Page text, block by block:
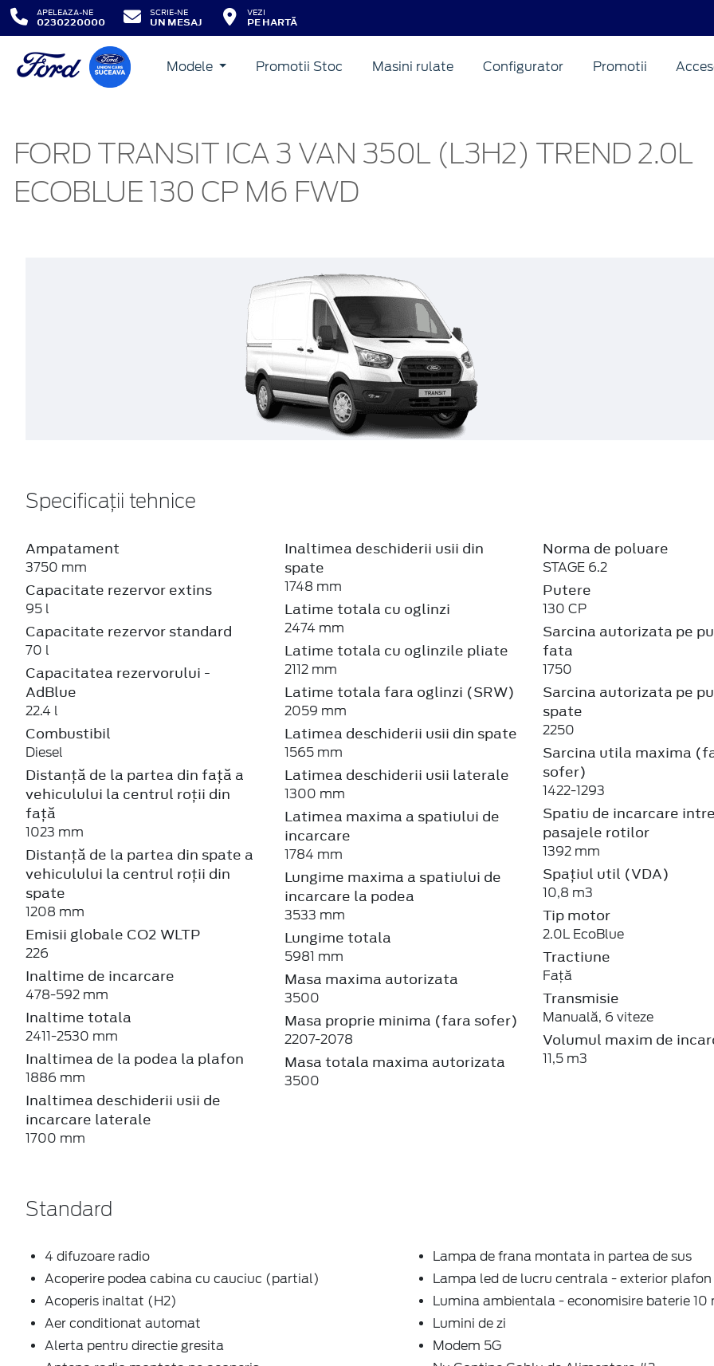
APELEAZA-NE
0230220000
SCRIE-NE
UN MESAJ
VEZI
PE HARTĂ
Modele Promotii Stoc Masini rulate Configurator Promotii
FORD TRANSIT ICA 3 VAN 350L (L3H2) TREND 2.0L
ECOBLUE 130 CP M6 FWD
Specificații tehnice
Ampatament
3750 mm
Capacitate rezervor extins
95 l
Capacitate rezervor standard
70 l
Capacitatea rezervorului -
AdBlue
22.4 l
Combustibil
Diesel
Distanță de la partea din față a
vehiculului la centrul roții din
față
1023 mm
Distanță de la partea din spate a
vehiculului la centrul roții din
spate
1208 mm
Emisii globale CO2 WLTP
226
Inaltime de incarcare
478-592 mm
Inaltime totala
2411-2530 mm
Inaltimea de la podea la plafon
1886 mm
Inaltimea deschiderii usii de
incarcare laterale
1700 mm
Inaltimea deschiderii usii din
spate
1748 mm
Latime totala cu oglinzi
2474 mm
Latime totala cu oglinzile pliate
2112 mm
Latime totala fara oglinzi (SRW)
2059 mm
Latimea deschiderii usii din spate
1565 mm
Latimea deschiderii usii laterale
1300 mm
Latimea maxima a spatiului de
incarcare
1784 mm
Lungime maxima a spatiului de
incarcare la podea
3533 mm
Lungime totala
5981 mm
Masa maxima autorizata
3500
Masa proprie minima (fara sofer)
2207-2078
Masa totala maxima autorizata
3500
Norma de poluare
STAGE 6.2
Putere
130 CP
Sarcina autorizata pe
fata
1750
Sarcina autorizata pe
spate
2250
Sarcina utila maxima
sofer)
1422-1293
Spatiu de incarcare intre
pasajele rotilor
1392 mm
Spațiul util (VDA)
10,8 m3
Tip motor
2.0L EcoBlue
Tractiune
Față
Transmisie
Manuală, 6 viteze
Volumul maxim de
11,5 m3
Standard
4 difuzoare radio
Acoperire podea cabina cu cauciuc (partial)
Acoperis inaltat (H2)
Aer conditionat automat
Alerta pentru directie gresita
Lampa de frana montata in partea de sus
Lampa led de lucru centrala - exterior
Lumina ambientala - economisire baterie 10
Lumini de zi
Modem 5G